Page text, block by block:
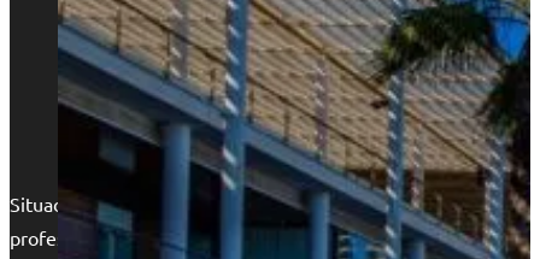
Situados en la arteria principal de Alicante, nuestras oficinas
profesional y perfectamente comunicado.